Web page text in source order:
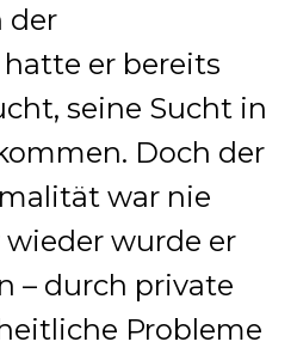
der
er bereits
seine Sucht in
Doch der
war nie
wurde er
– durch private
Probleme